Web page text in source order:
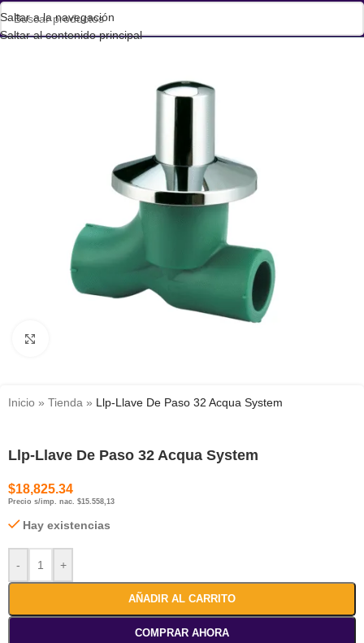
Saltar a la navegación
Saltar al contenido principal
Inicio » Tienda » Llp-Llave De Paso 32 Acqua System
Llp-Llave De Paso 32 Acqua System
$18,825.34
Precio s/imp. nac. $15.558,13
Hay existencias
- +
AÑADIR AL CARRITO
COMPRAR AHORA